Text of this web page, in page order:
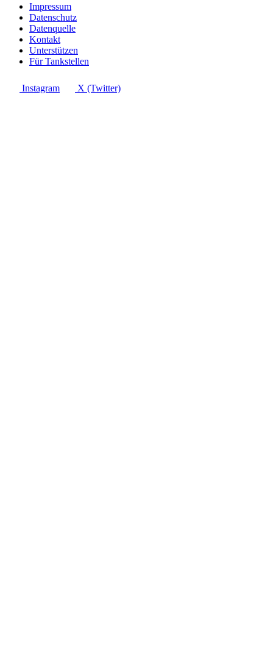
Impressum
Datenschutz
Datenquelle
Kontakt
Unterstützen
Für Tankstellen
Instagram X (Twitter)